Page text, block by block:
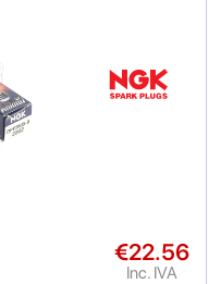
€22.56
Inc. IVA